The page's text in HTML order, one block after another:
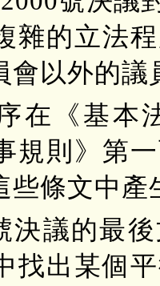
雜的立法
會以外的
在《基本
規則》第
些條文中
決議的最
找出某個